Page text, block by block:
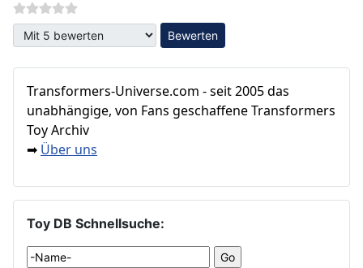
Bitte bewerten
Transformers‑Universe.com - seit 2005 das
unabhängige, von Fans geschaffene Transformers
Toy Archiv
➡ Über uns
Toy DB Schnellsuche: